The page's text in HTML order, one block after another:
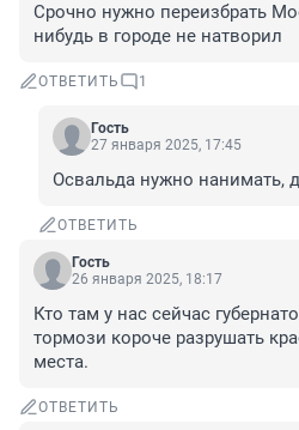
Срочно нужно переизбрать
нибудь в городе не натворил
ОТВЕТИТЬ 1
Гость
27 января 2025, 17:45
Освальда нужно нанимать,
ОТВЕТИТЬ
Гость
26 января 2025, 18:17
Кто там у нас сейчас
тормози короче разрушать
места.
ОТВЕТИТЬ